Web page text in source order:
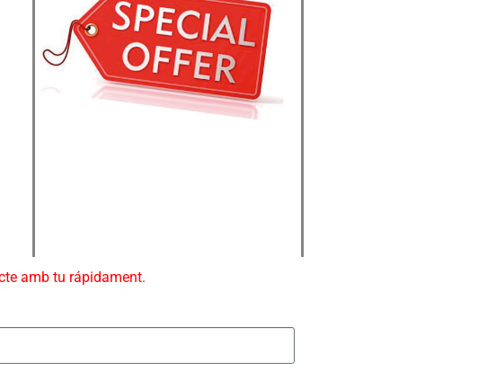
amb tu rápidament.